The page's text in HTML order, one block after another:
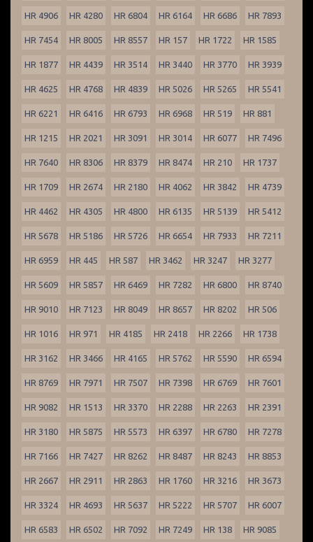
HR 4906 HR 4280 HR 6804 HR 6164 HR 6686 HR 7893
HR 7454 HR 8005 HR 8557 HR 157 HR 1722 HR 1585
HR 1877 HR 4439 HR 3514 HR 3440 HR 3770 HR 3939
HR 4625 HR 4768 HR 4839 HR 5026 HR 5265 HR 5541
HR 6221 HR 6416 HR 6793 HR 6968 HR 519 HR 881
HR 1215 HR 2021 HR 3091 HR 3014 HR 6077 HR 7496
HR 7640 HR 8306 HR 8379 HR 8474 HR 210 HR 1737
HR 1709 HR 2674 HR 2180 HR 4062 HR 3842 HR 4739
HR 4462 HR 4305 HR 4800 HR 6135 HR 5139 HR 5412
HR 5678 HR 5186 HR 5726 HR 6654 HR 7933 HR 7211
HR 6959 HR 445 HR 587 HR 3462 HR 3247 HR 3277
HR 5609 HR 5857 HR 6469 HR 7282 HR 6800 HR 8740
HR 9010 HR 7123 HR 8049 HR 8657 HR 8202 HR 506
HR 1016 HR 971 HR 4185 HR 2418 HR 2266 HR 1738
HR 3162 HR 3466 HR 4165 HR 5762 HR 5590 HR 6594
HR 8769 HR 7971 HR 7507 HR 7398 HR 6769 HR 7601
HR 9082 HR 1513 HR 3370 HR 2288 HR 2263 HR 2391
HR 3180 HR 5875 HR 5573 HR 6397 HR 6780 HR 7278
HR 7166 HR 7427 HR 8262 HR 8487 HR 8243 HR 8853
HR 2667 HR 2911 HR 2863 HR 1760 HR 3216 HR 3673
HR 3324 HR 4693 HR 5637 HR 5222 HR 5707 HR 6007
HR 6583 HR 6502 HR 7092 HR 7249 HR 138 HR 9085